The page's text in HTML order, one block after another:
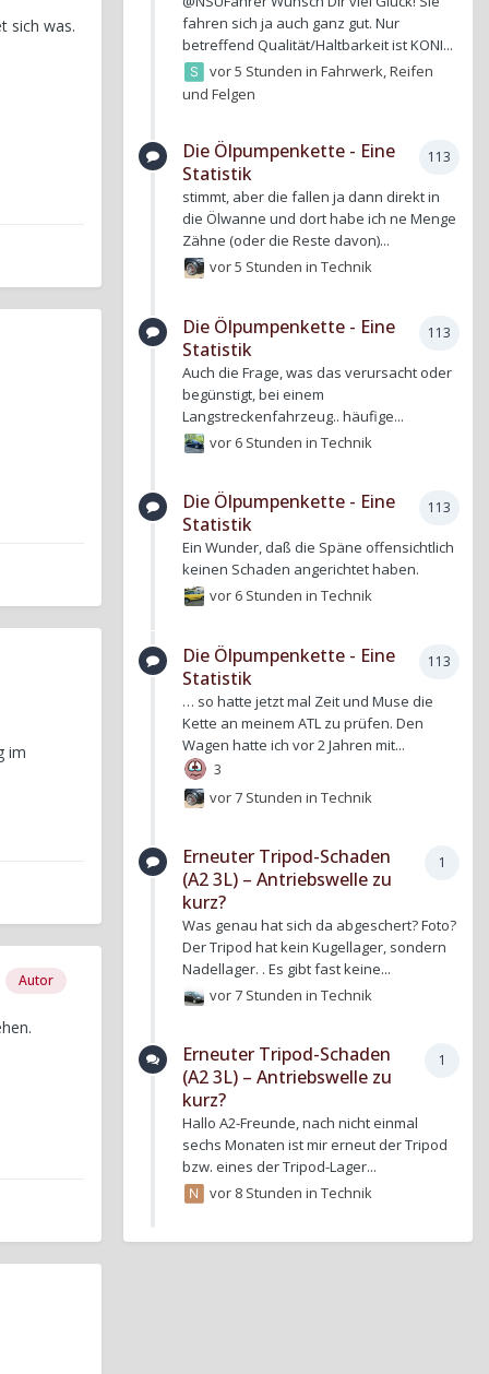
sich was.
im
Autor
fahren sich ja auch ganz gut. Nur
betreffend Qualität/Haltbarkeit ist KONI...
vor 5 Stunden inFahrwerk, Reifen
und Felgen
113
Die Ölpumpenkette - Eine
Statistik
stimmt, aber die fallen ja dann direkt in
die Ölwanne und dort habe ich ne Menge
Zähne (oder die Reste davon)...
vor 5 Stunden inTechnik
113
Die Ölpumpenkette - Eine
Statistik
Auch die Frage, was das verursacht oder
begünstigt, bei einem
Langstreckenfahrzeug.. häufige...
vor 6 Stunden inTechnik
113
Die Ölpumpenkette - Eine
Statistik
Ein Wunder, daß die Späne offensichtlich
keinen Schaden angerichtet haben.
vor 6 Stunden inTechnik
113
Die Ölpumpenkette - Eine
Statistik
… so hatte jetzt mal Zeit und Muse die
Kette an meinem ATL zu prüfen. Den
Wagen hatte ich vor 2 Jahren mit...
3
vor 7 Stunden inTechnik
1
Erneuter Tripod-Schaden
(A2 3L) – Antriebswelle zu
kurz?
Was genau hat sich da abgeschert? Foto?
Der Tripod hat kein Kugellager, sondern
Nadellager. . Es gibt fast keine...
vor 7 Stunden inTechnik
1
Erneuter Tripod-Schaden
(A2 3L) – Antriebswelle zu
kurz?
Hallo A2-Freunde, nach nicht einmal
sechs Monaten ist mir erneut der Tripod
bzw. eines der Tripod-Lager...
vor 8 Stunden inTechnik